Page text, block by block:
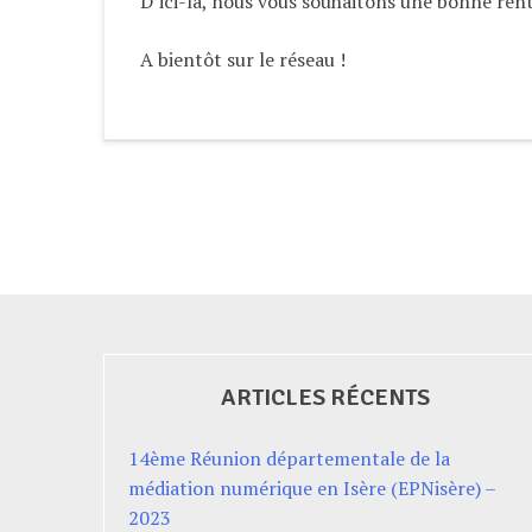
A bientôt sur le réseau !
ARTICLES RÉCENTS
14ème Réunion départementale de la
médiation numérique en Isère (EPNisère) –
2023